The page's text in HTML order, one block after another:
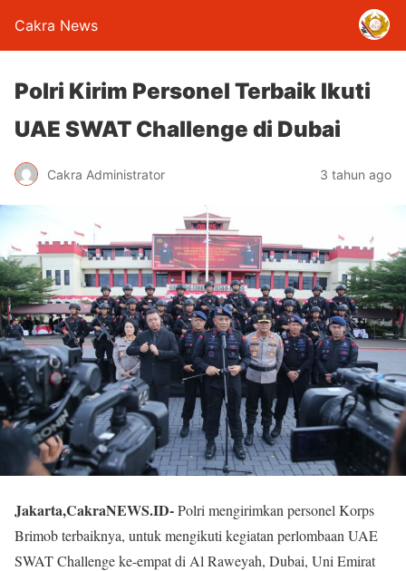
Cakra News
Polri Kirim Personel Terbaik Ikuti
UAE SWAT Challenge di Dubai
Cakra Administrator 3 tahun ago
Jakarta,CakraNEWS.ID-Polri mengirimkan personel Korps
Brimob terbaiknya, untuk mengikuti kegiatan perlombaan UAE
SWAT Challenge ke-empat di Al Raweyah, Dubai, Uni Emirat